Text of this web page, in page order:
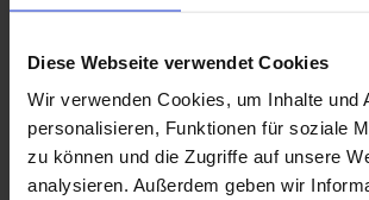
Diese Webseite verwendet Cookies
Wir verwenden Cookies, um Inhalte und
personalisieren, Funktionen für soziale
zu können und die Zugriffe auf unsere
analysieren. Außerdem geben wir
Alleen Cruise
Caribbean vanaf Fort Lauderdale,
Staten met de Nieuw Statendam
Van / Naar Fort Lauderdale
Nieuw Statendam